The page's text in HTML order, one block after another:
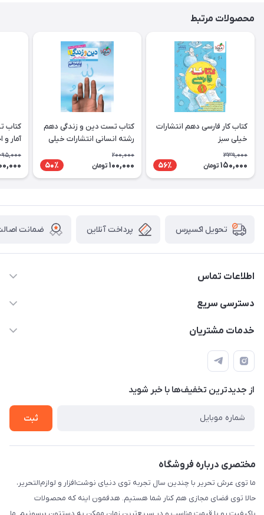
محصولات مرتبط
کتاب کار فارسی دهم انتشارات
خیلی سبز
339,000
150,000 تومان 56٪
کتاب تست دین و زندگی دهم
رشته انسانی انتشارات خیلی
200,000
100,000 تومان 50٪
کتاب
آمار و
تحویل اکسپرس پرداخت آنلاین ضمانت
اطلاعات تماس
2424 3672 - 021
دسترسی سریع
لیست محصولات
راهنما
خدمات مشتریان
پرداخت الکترونیکی امن
رویه ارسال کالا
حریم خصوصی
تماس با ما
از جدید‌ترین تخفیف‌ها با‌ خبر شوید
ثبت
مختصری درباره فروشگاه
ما توی عرش تحریر با چندین سال تجربه توی دنیای نوشت‌افزار و لوازم‌التحریر،
حالا توی فضای مجازی هم کنار شما هستیم. هدفمون اینه که محصولات